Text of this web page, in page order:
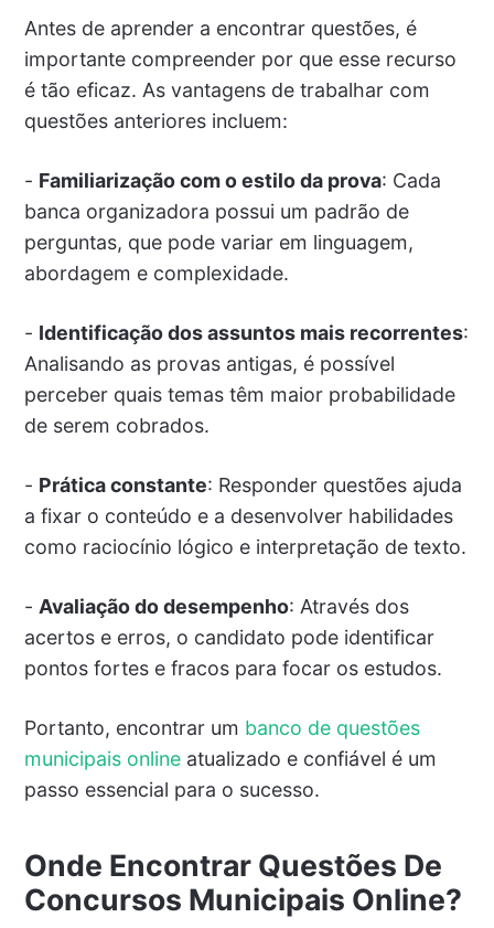
Antes de aprender a encontrar questões, é
importante compreender por que esse recurso
é tão eficaz. As vantagens de trabalhar com
questões anteriores incluem:
- Familiarização com o estilo da prova: Cada
banca organizadora possui um padrão de
perguntas, que pode variar em linguagem,
abordagem e complexidade.
- Identificação dos assuntos mais recorrentes:
Analisando as provas antigas, é possível
perceber quais temas têm maior probabilidade
de serem cobrados.
- Prática constante: Responder questões ajuda
a fixar o conteúdo e a desenvolver habilidades
como raciocínio lógico e interpretação de texto.
- Avaliação do desempenho: Através dos
acertos e erros, o candidato pode identificar
pontos fortes e fracos para focar os estudos.
Portanto, encontrar um banco de questões
municipais onlineatualizado e confiável é um
passo essencial para o sucesso.
Onde Encontrar Questões De
Concursos Municipais Online?